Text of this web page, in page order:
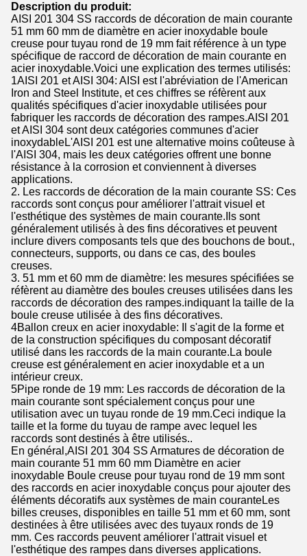
Description du produit:
AISI 201 304 SS raccords de décoration de main courante
51 mm 60 mm de diamètre en acier inoxydable boule
creuse pour tuyau rond de 19 mm fait référence à un type
spécifique de raccord de décoration de main courante en
acier inoxydable.Voici une explication des termes utilisés:
1AISI 201 et AISI 304: AISI est l'abréviation de l'American
Iron and Steel Institute, et ces chiffres se réfèrent aux
qualités spécifiques d'acier inoxydable utilisées pour
fabriquer les raccords de décoration des rampes.AISI 201
et AISI 304 sont deux catégories communes d'acier
inoxydableL'AISI 201 est une alternative moins coûteuse à
l'AISI 304, mais les deux catégories offrent une bonne
résistance à la corrosion et conviennent à diverses
applications.
2. Les raccords de décoration de la main courante SS: Ces
raccords sont conçus pour améliorer l'attrait visuel et
l'esthétique des systèmes de main courante.Ils sont
généralement utilisés à des fins décoratives et peuvent
inclure divers composants tels que des bouchons de bout.,
connecteurs, supports, ou dans ce cas, des boules
creuses.
3. 51 mm et 60 mm de diamètre: les mesures spécifiées se
réfèrent au diamètre des boules creuses utilisées dans les
raccords de décoration des rampes.indiquant la taille de la
boule creuse utilisée à des fins décoratives.
4Ballon creux en acier inoxydable: Il s'agit de la forme et
de la construction spécifiques du composant décoratif
utilisé dans les raccords de la main courante.La boule
creuse est généralement en acier inoxydable et a un
intérieur creux.
5Pipe ronde de 19 mm: Les raccords de décoration de la
main courante sont spécialement conçus pour une
utilisation avec un tuyau ronde de 19 mm.Ceci indique la
taille et la forme du tuyau de rampe avec lequel les
raccords sont destinés à être utilisés..
En général,AISI 201 304 SS Armatures de décoration de
main courante 51 mm 60 mm Diamètre en acier
inoxydable Boule creuse pour tuyau rond de 19 mm sont
des raccords en acier inoxydable conçus pour ajouter des
éléments décoratifs aux systèmes de main couranteLes
billes creuses, disponibles en taille 51 mm et 60 mm, sont
destinées à être utilisées avec des tuyaux ronds de 19
mm. Ces raccords peuvent améliorer l'attrait visuel et
l'esthétique des rampes dans diverses applications.